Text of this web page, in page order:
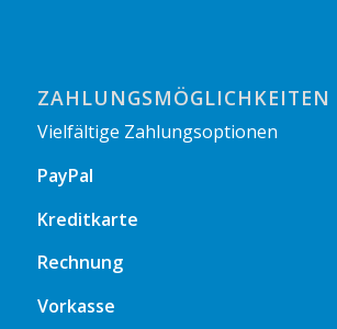
ZAHLUNGSMÖGLICHKEITEN
Vielfältige Zahlungsoptionen
PayPal
Kreditkarte
Rechnung
Vorkasse